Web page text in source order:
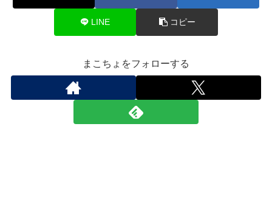
LINE コピー
まこちょをフォローする